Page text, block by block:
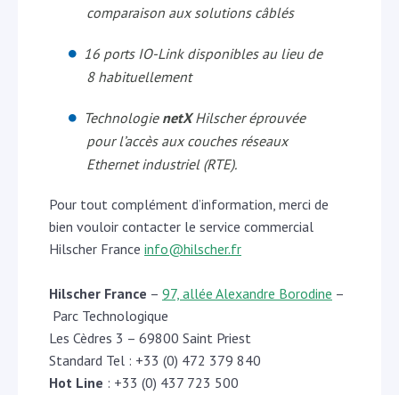
comparaison aux solutions câblés
16 ports IO-Link disponibles au lieu de
8 habituellement
Technologie netXHilscher éprouvée
pour l’accès aux couches réseaux
Ethernet industriel (RTE).
Pour tout complément d’information, merci de
bien vouloir contacter le service commercial
Hilscher France info@hilscher.fr
Hilscher France – 97, allée Alexandre Borodine –
Parc Technologique
Les Cèdres 3 – 69800 Saint Priest
Standard Tel : +33 (0) 472 379 840
Hot Line : +33 (0) 437 723 500